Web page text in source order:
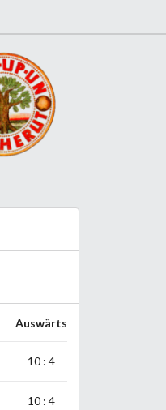
Auswärts
10 : 4
10 : 4